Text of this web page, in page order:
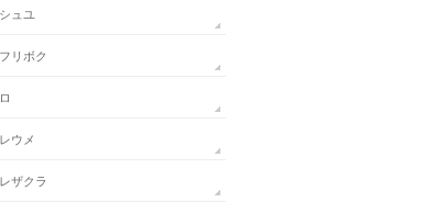
ュユ
リボク
ウメ
ザクラ